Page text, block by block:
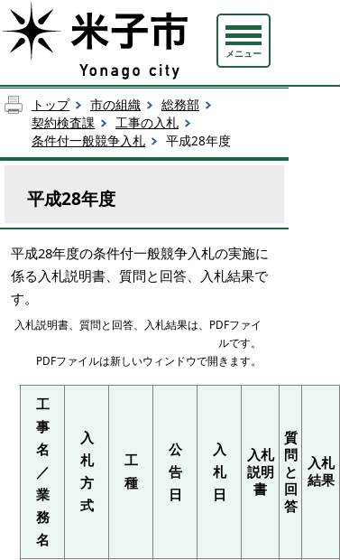
メニュー
トップ 市の組織
総務部
契約検査課
工事の入札
条件付一般競争入札
平成28年度
平成28年度
平成28年度の条件付一般競争入札の実施に
係る入札説明書、質問と回答、入札結果で
す。
入札説明書、質問と回答、入札結果は、PDFファイ
ルです。
PDFファイルは新しいウィンドウで開きます。
工
事
名
／
業
務
名
入
札
方
式
工
種
公
告
日
入
札
日
入札
説明
書
質
問
と
回
答
入札
結果